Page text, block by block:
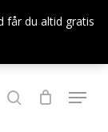
Menu
Menu
får du altid gratis